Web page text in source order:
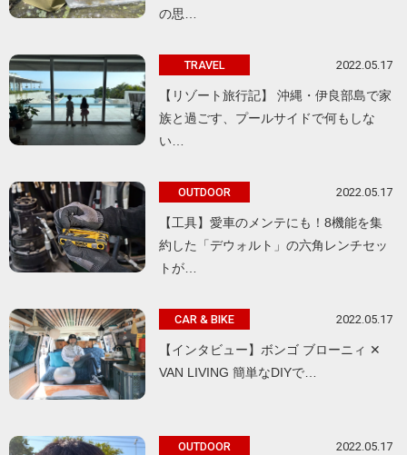
の思…
TRAVEL 2022.05.17
【リゾート旅行記】 沖縄・伊良部島で家
族と過ごす、プールサイドで何もしな
い…
OUTDOOR 2022.05.17
【工具】愛車のメンテにも！8機能を集
約した「デウォルト」の六角レンチセッ
トが…
CAR & BIKE 2022.05.17
【インタビュー】ボンゴ ブローニィ ✕
VAN LIVING 簡単なDIYで…
OUTDOOR 2022.05.17